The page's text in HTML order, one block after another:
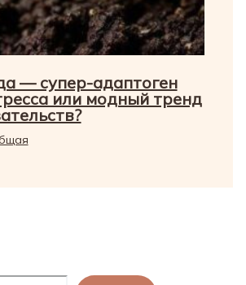
— супер-адаптоген
или модный тренд